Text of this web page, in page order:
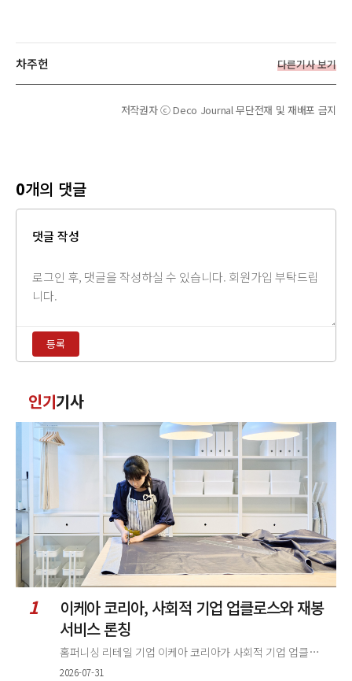
차주헌 다른기사 보기
저작권자 ⓒ Deco Journal 무단전재 및 재배포 금지
0개의 댓글
댓글 작성
력
등록
글
인기기사
1
이케아 코리아, 사회적 기업 업클로스와 재봉
서비스 론칭
홈퍼니싱 리테일 기업 이케아 코리아가 사회적 기업 업클로스(Upcloth)와 협력해 재봉 서비스를 선보인다. 이번 협업은 이케
2026-07-31